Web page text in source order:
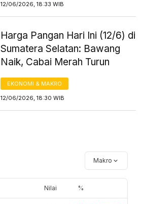
12/06/2026, 18:33 WIB
Harga Pangan Hari Ini (12/6) di
Sumatera Selatan: Bawang
Naik, Cabai Merah Turun
EKONOMI & MAKRO
12/06/2026, 18:30 WIB
Makro
Nilai %